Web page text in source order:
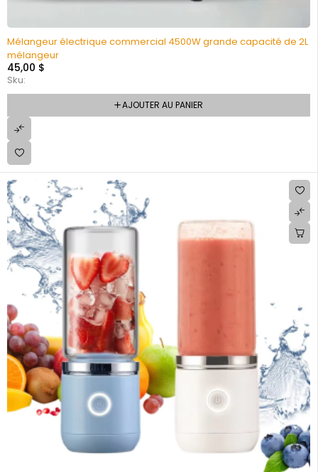
Mélangeur électrique commercial 4500W grande capacité de 2L
mélangeur
45,00 $
Sku:
AJOUTER AU PANIER